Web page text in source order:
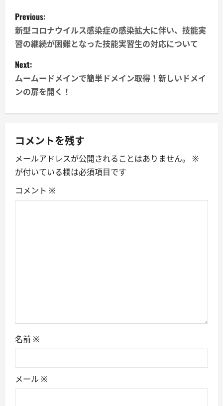
P
o
s
t
n
a
v
i
g
a
Previous:
新型コロナウイルス感染症の感染拡大に伴い、技能実
習の継続が困難となった技能実習生の対応について
Next:
ムームードメインで簡単ドメイン取得！新しいドメイ
ンの扉を開く！
コメントを残す
メールアドレスが公開されることはありません。
※
が付いている欄は必須項目です
コメント ※
名前 ※
メール ※